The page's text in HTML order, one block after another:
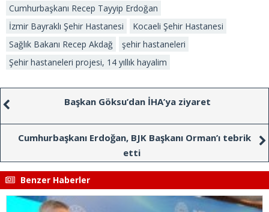
Cumhurbaşkanı Recep Tayyip Erdoğan
İzmir Bayraklı Şehir Hastanesi
Kocaeli Şehir Hastanesi
Sağlık Bakanı Recep Akdağ
şehir hastaneleri
Şehir hastaneleri projesi, 14 yıllık hayalim
Başkan Göksu’dan İHA’ya ziyaret
Cumhurbaşkanı Erdoğan, BJK Başkanı Orman’ı tebrik
etti
Benzer Haberler